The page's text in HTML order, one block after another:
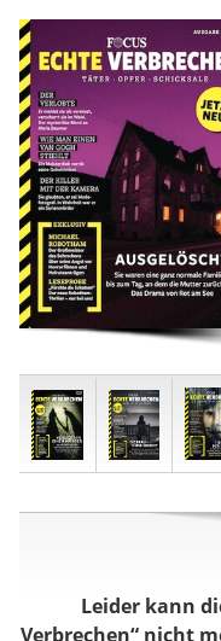
Leider kann
Verbrechen“ nicht